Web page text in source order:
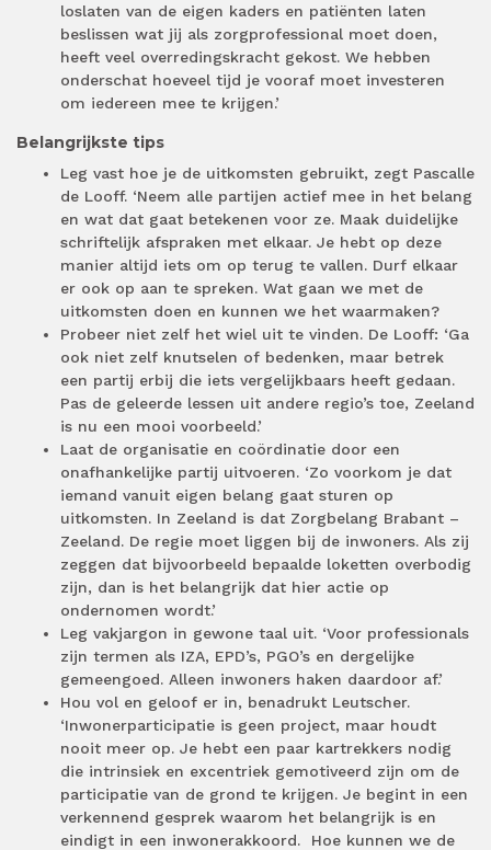
loslaten van de eigen kaders en patiënten laten
beslissen wat jij als zorgprofessional moet doen,
heeft veel overredingskracht gekost. We hebben
onderschat hoeveel tijd je vooraf moet investeren
om iedereen mee te krijgen.’
Belangrijkste tips
Leg vast hoe je de uitkomsten gebruikt, zegt Pascalle
de Looff. ‘Neem alle partijen actief mee in het belang
en wat dat gaat betekenen voor ze. Maak duidelijke
schriftelijk afspraken met elkaar. Je hebt op deze
manier altijd iets om op terug te vallen. Durf elkaar
er ook op aan te spreken. Wat gaan we met de
uitkomsten doen en kunnen we het waarmaken?
Probeer niet zelf het wiel uit te vinden. De Looff: ‘Ga
ook niet zelf knutselen of bedenken, maar betrek
een partij erbij die iets vergelijkbaars heeft gedaan.
Pas de geleerde lessen uit andere regio’s toe, Zeeland
is nu een mooi voorbeeld.’
Laat de organisatie en coördinatie door een
onafhankelijke partij uitvoeren. ‘Zo voorkom je dat
iemand vanuit eigen belang gaat sturen op
uitkomsten. In Zeeland is dat Zorgbelang Brabant –
Zeeland. De regie moet liggen bij de inwoners. Als zij
zeggen dat bijvoorbeeld bepaalde loketten overbodig
zijn, dan is het belangrijk dat hier actie op
ondernomen wordt.’
Leg vakjargon in gewone taal uit. ‘Voor professionals
zijn termen als IZA, EPD’s, PGO’s en dergelijke
gemeengoed. Alleen inwoners haken daardoor af.’
Hou vol en geloof er in, benadrukt Leutscher.
‘Inwonerparticipatie is geen project, maar houdt
nooit meer op. Je hebt een paar kartrekkers nodig
die intrinsiek en excentriek gemotiveerd zijn om de
participatie van de grond te krijgen. Je begint in een
verkennend gesprek waarom het belangrijk is en
eindigt in een inwonerakkoord. Hoe kunnen we de